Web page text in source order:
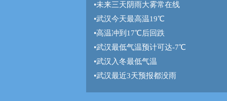
•未来三天阴雨大雾常在线
•武汉今天最高温19℃
•高温冲到17℃后回跌
•武汉最低气温预计可达-7℃
•武汉入冬最低气温
•武汉最近3天预报都没雨